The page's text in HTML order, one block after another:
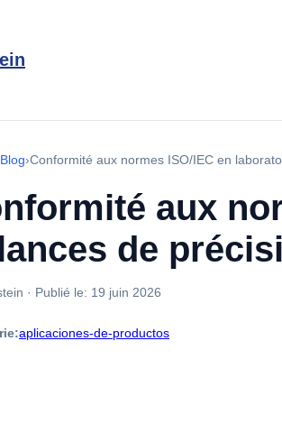
Blog›Conformité aux normes ISO/IEC en
aux
de
· Publié le: 19 juin 2026
aplicaciones-de-productos